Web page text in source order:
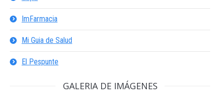
ImFarmacia
Mi Guia de Salud
El Pespunte
GALERIA DE IMÁGENES